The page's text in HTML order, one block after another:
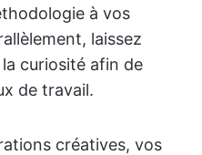
à vos
laissez
curiosité afin de
de travail.
créatives, vos